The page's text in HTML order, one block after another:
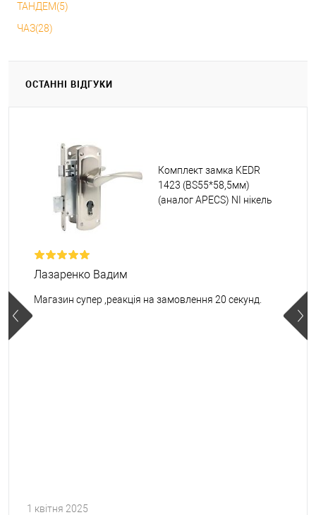
ТАНДЕМ(5)
ЧАЗ(28)
ОСТАННІ ВІДГУКИ
Комплект замка KEDR
1423 (BS55*58,5мм)
(аналог APECS) NI нікель
Лазаренко Вадим
Магазин супер ,реакція на замовлення 20 секунд.
1 квітня 2025